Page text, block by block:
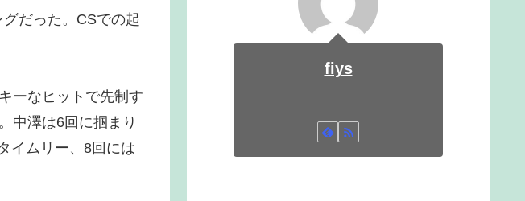
だった。CSでの起
ーなヒットで先制す
中澤は6回に掴まり
イムリー、8回には
fiys